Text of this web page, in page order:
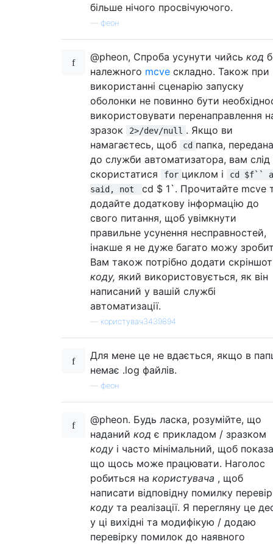
більше нічого просвічуючого.
феон
@pheon, Спроба усунути чийсь код
належного mcve складно. Також при
використанні сценарію запуску
оболонки не повинно бути
використовувати перенаправлення
зразок
2>/dev/null . Якщо ви
намагаєтесь, щоб
cd папка, передана
до служби автоматизатора, вам слід
скористатися
for циклом і
cd $f``
said, not
cd $ 1`. Прочитайте mcve
додайте додаткову інформацію до
свого питання, щоб увімкнути
правильне усунення несправностей,
інакше я не дуже багато можу
Вам також потрібно додати скріншот
коду, який використовується, як він
написаний у вашій службі
автоматизації.
користувач3439894
Для мене це не вдається, якщо в
немає .log файлів.
феон
@pheon. Будь ласка, розумійте, що
наданий код є прикладом / зразком
коду і часто мінімальний, щоб
що щось може працювати. Наголос
робиться на користувача , щоб
написати відповідну помилку
коду та реалізації. Я перегляну це
у ці вихідні та модифікую / додаю
перевірку помилок до наявного